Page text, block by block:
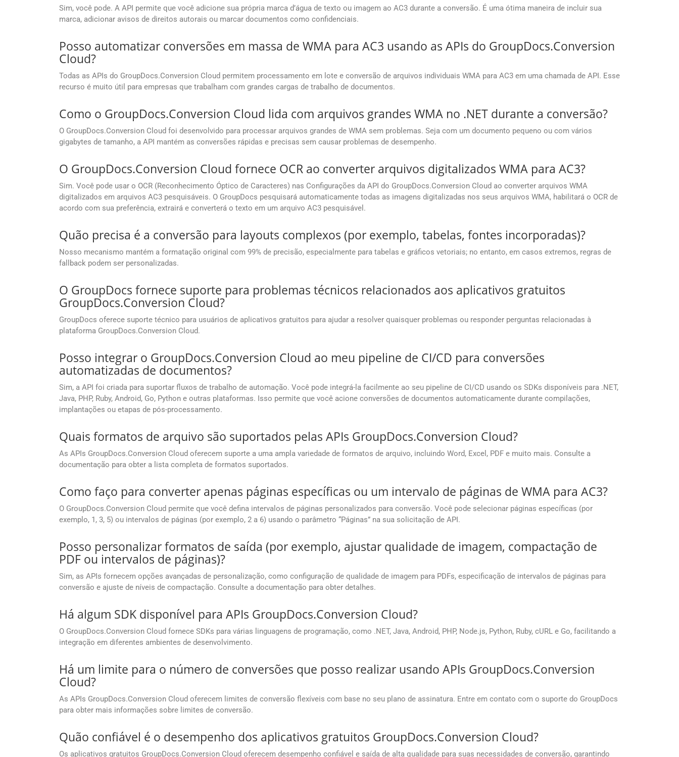
Sim, você pode. A API permite que você adicione sua própria marca d’água de texto ou imagem ao AC3 durante a conversão. É uma ótima maneira de incluir sua
marca, adicionar avisos de direitos autorais ou marcar documentos como confidenciais.
Posso automatizar conversões em massa de WMA para AC3 usando as APIs do GroupDocs.Conversion
Cloud?
Todas as APIs do GroupDocs.Conversion Cloud permitem processamento em lote e conversão de arquivos individuais WMA para AC3 em uma chamada de API. Esse
recurso é muito útil para empresas que trabalham com grandes cargas de trabalho de documentos.
Como o GroupDocs.Conversion Cloud lida com arquivos grandes WMA no .NET durante a conversão?
O GroupDocs.Conversion Cloud foi desenvolvido para processar arquivos grandes de WMA sem problemas. Seja com um documento pequeno ou com vários
gigabytes de tamanho, a API mantém as conversões rápidas e precisas sem causar problemas de desempenho.
O GroupDocs.Conversion Cloud fornece OCR ao converter arquivos digitalizados WMA para AC3?
Sim. Você pode usar o OCR (Reconhecimento Óptico de Caracteres) nas Configurações da API do GroupDocs.Conversion Cloud ao converter arquivos WMA
digitalizados em arquivos AC3 pesquisáveis. O GroupDocs pesquisará automaticamente todas as imagens digitalizadas nos seus arquivos WMA, habilitará o OCR de
acordo com sua preferência, extrairá e converterá o texto em um arquivo AC3 pesquisável.
Quão precisa é a conversão para layouts complexos (por exemplo, tabelas, fontes incorporadas)?
Nosso mecanismo mantém a formatação original com 99% de precisão, especialmente para tabelas e gráficos vetoriais; no entanto, em casos extremos, regras de
fallback podem ser personalizadas.
O GroupDocs fornece suporte para problemas técnicos relacionados aos aplicativos gratuitos
GroupDocs.Conversion Cloud?
GroupDocs oferece suporte técnico para usuários de aplicativos gratuitos para ajudar a resolver quaisquer problemas ou responder perguntas relacionadas à
plataforma GroupDocs.Conversion Cloud.
Posso integrar o GroupDocs.Conversion Cloud ao meu pipeline de CI/CD para conversões
automatizadas de documentos?
Sim, a API foi criada para suportar fluxos de trabalho de automação. Você pode integrá-la facilmente ao seu pipeline de CI/CD usando os SDKs disponíveis para .NET,
Java, PHP, Ruby, Android, Go, Python e outras plataformas. Isso permite que você acione conversões de documentos automaticamente durante compilações,
implantações ou etapas de pós-processamento.
Quais formatos de arquivo são suportados pelas APIs GroupDocs.Conversion Cloud?
As APIs GroupDocs.Conversion Cloud oferecem suporte a uma ampla variedade de formatos de arquivo, incluindo Word, Excel, PDF e muito mais. Consulte a
documentação para obter a lista completa de formatos suportados.
Como faço para converter apenas páginas específicas ou um intervalo de páginas de WMA para AC3?
O GroupDocs.Conversion Cloud permite que você defina intervalos de páginas personalizados para conversão. Você pode selecionar páginas específicas (por
exemplo, 1, 3, 5) ou intervalos de páginas (por exemplo, 2 a 6) usando o parâmetro “Páginas” na sua solicitação de API.
Posso personalizar formatos de saída (por exemplo, ajustar qualidade de imagem, compactação de
PDF ou intervalos de páginas)?
Sim, as APIs fornecem opções avançadas de personalização, como configuração de qualidade de imagem para PDFs, especificação de intervalos de páginas para
conversão e ajuste de níveis de compactação. Consulte a documentação para obter detalhes.
Há algum SDK disponível para APIs GroupDocs.Conversion Cloud?
O GroupDocs.Conversion Cloud fornece SDKs para várias linguagens de programação, como .NET, Java, Android, PHP, Node.js, Python, Ruby, cURL e Go, facilitando a
integração em diferentes ambientes de desenvolvimento.
Há um limite para o número de conversões que posso realizar usando APIs GroupDocs.Conversion
Cloud?
As APIs GroupDocs.Conversion Cloud oferecem limites de conversão flexíveis com base no seu plano de assinatura. Entre em contato com o suporte do GroupDocs
para obter mais informações sobre limites de conversão.
Quão confiável é o desempenho dos aplicativos gratuitos GroupDocs.Conversion Cloud?
Os aplicativos gratuitos GroupDocs.Conversion Cloud oferecem desempenho confiável e saída de alta qualidade para suas necessidades de conversão, garantindo